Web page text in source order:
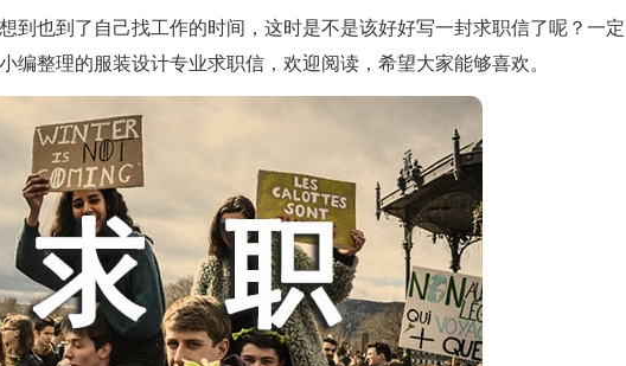
也到了自己找工作的时间，这时是不是该好好写一封求职信了呢？一定
编整理的服装设计专业求职信，欢迎阅读，希望大家能够喜欢。